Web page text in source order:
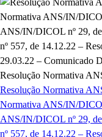
Resolução Normativa
Normativa ANS/IN/
ANS/IN/DICOL nº 29,
nº 557, de 14.12.22 –